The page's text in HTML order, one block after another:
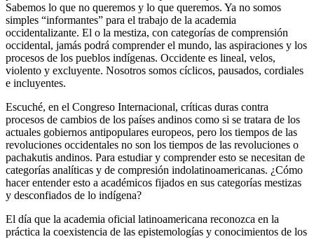
Sabemos lo que no queremos y lo que queremos. Ya no somos
simples “informantes” para el trabajo de la academia
occidentalizante. El o la mestiza, con categorías de comprensión
occidental, jamás podrá comprender el mundo, las aspiraciones y los
procesos de los pueblos indígenas. Occidente es lineal, velos,
violento y excluyente. Nosotros somos cíclicos, pausados, cordiales
e incluyentes.
Escuché, en el Congreso Internacional, críticas duras contra
procesos de cambios de los países andinos como si se tratara de los
actuales gobiernos antipopulares europeos, pero los tiempos de las
revoluciones occidentales no son los tiempos de las revoluciones o
pachakutis andinos. Para estudiar y comprender esto se necesitan de
categorías analíticas y de compresión indolatinoamericanas. ¿Cómo
hacer entender esto a académicos fijados en sus categorías mestizas
y desconfiados de lo indígena?
El día que la academia oficial latinoamericana reconozca en la
práctica la coexistencia de las epistemologías y conocimientos de los